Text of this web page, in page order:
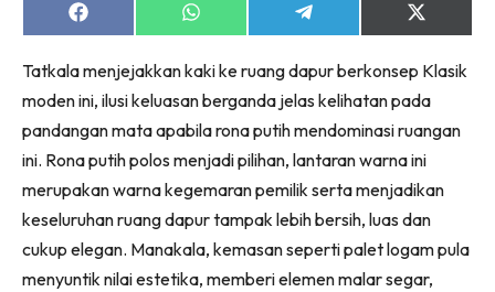
Ruang Makan
Menarik Lagi
Casa Impiana
Impiana Makeover
Makeover Ruang Selebriti
Share
on
Share
on
Share
on
Share
on
(Twitter)
Tatkala menjejakkan kaki ke ruang dapur berkonsep Klasik
moden ini, ilusi keluasan berganda jelas kelihatan pada
pandangan mata apabila rona putih mendominasi ruangan
ini. Rona putih polos menjadi pilihan, lantaran warna ini
merupakan warna kegemaran pemilik serta menjadikan
keseluruhan ruang dapur tampak lebih bersih, luas dan
cukup elegan. Manakala, kemasan seperti palet logam pula
menyuntik nilai estetika, memberi elemen malar segar,